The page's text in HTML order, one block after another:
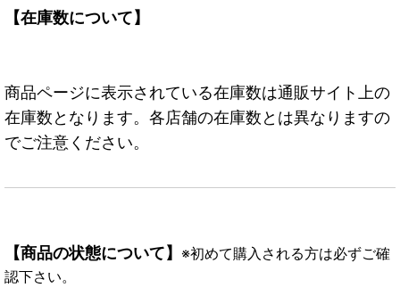
【在庫数について】
商品ページに表示されている在庫数は通販サイト上の
在庫数となります。各店舗の在庫数とは異なりますの
でご注意ください。
【商品の状態について】 ※初めて購入される方は必ずご確
認下さい。